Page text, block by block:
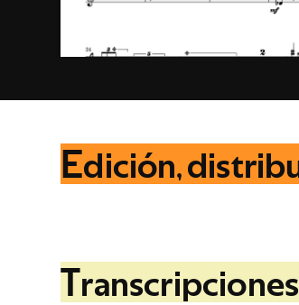
Edición,distrib
Transcripciones